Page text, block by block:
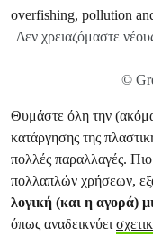
Δεν χρειαζόμαστε
©
Θυμάστε όλη την
κατάργησης της
πολλές παραλλαγές.
πολλαπλών χρήσεων,
λογική (και η αγορά)
όπως αναδεικνύει